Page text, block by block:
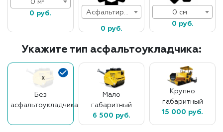
0 м²
0 руб.
0 руб.
0 см
0 руб.
Укажите тип асфальтоукладчика:
Без
асфальтоукладчика
Мало
габаритный
6 500 руб.
Крупно
габаритный
15 000 руб.